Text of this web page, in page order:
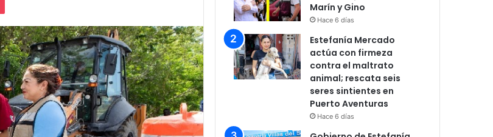
Marín y Gino
Hace 6 días
Estefanía Mercado
actúa con firmeza
contra el maltrato
animal; rescata seis
seres sintientes en
Puerto Aventuras
Hace 6 días